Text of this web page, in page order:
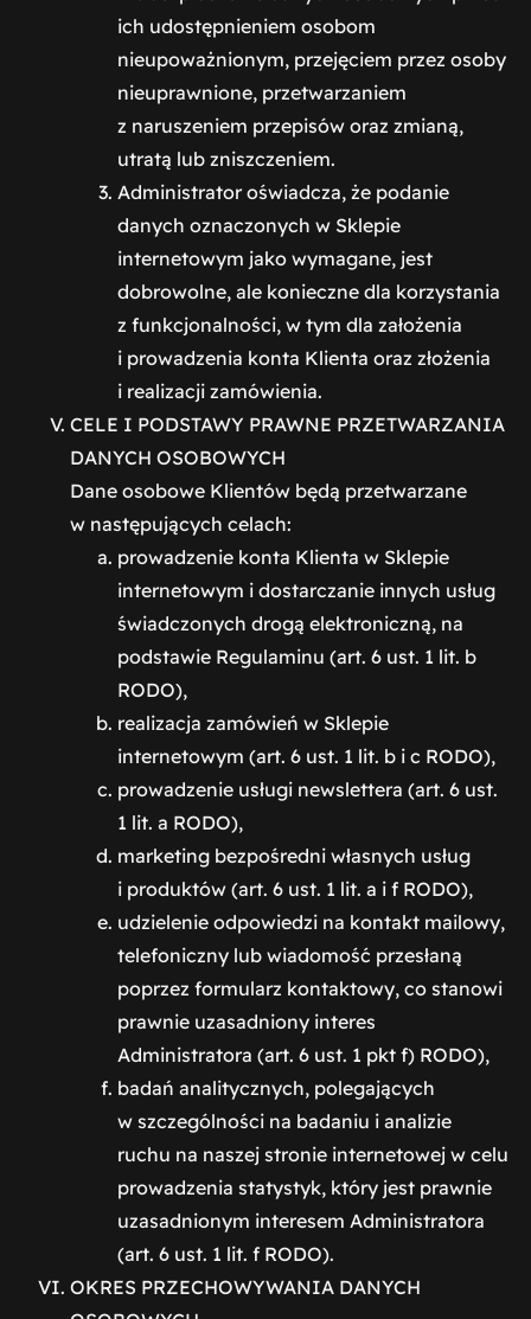
ich udostępnieniem osobom
nieupoważnionym, przejęciem przez osoby
nieuprawnione, przetwarzaniem
z naruszeniem przepisów oraz zmianą,
utratą lub zniszczeniem.
Administrator oświadcza, że podanie
danych oznaczonych w Sklepie
internetowym jako wymagane, jest
dobrowolne, ale konieczne dla korzystania
z funkcjonalności, w tym dla założenia
i prowadzenia konta Klienta oraz złożenia
i realizacji zamówienia.
CELE I PODSTAWY PRAWNE PRZETWARZANIA
DANYCH OSOBOWYCH
Dane osobowe Klientów będą przetwarzane
w następujących celach:
prowadzenie konta Klienta w Sklepie
internetowym i dostarczanie innych usług
świadczonych drogą elektroniczną, na
podstawie Regulaminu (art. 6 ust. 1 lit. b
RODO),
realizacja zamówień w Sklepie
internetowym (art. 6 ust. 1 lit. b i c RODO),
prowadzenie usługi newslettera (art. 6 ust.
1 lit. a RODO),
marketing bezpośredni własnych usług
i produktów (art. 6 ust. 1 lit. a i f RODO),
udzielenie odpowiedzi na kontakt mailowy,
telefoniczny lub wiadomość przesłaną
poprzez formularz kontaktowy, co stanowi
prawnie uzasadniony interes
Administratora (art. 6 ust. 1 pkt f) RODO),
badań analitycznych, polegających
w szczególności na badaniu i analizie
ruchu na naszej stronie internetowej w celu
prowadzenia statystyk, który jest prawnie
uzasadnionym interesem Administratora
(art. 6 ust. 1 lit. f RODO).
OKRES PRZECHOWYWANIA DANYCH